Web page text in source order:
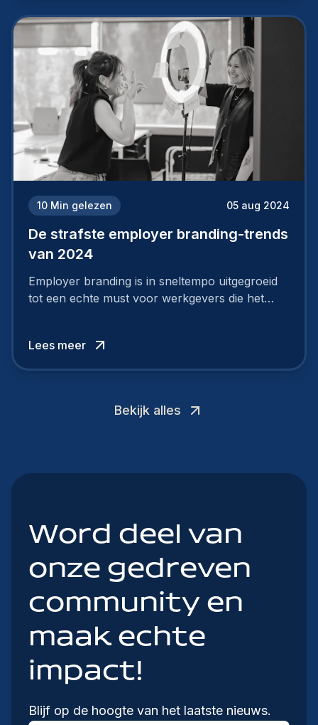
10 Min gelezen 05 aug 2024
De strafste employer branding-trends
van 2024
Employer branding is in sneltempo uitgegroeid
tot een echte must voor werkgevers die het
Lees meer
Bekijk alles
Word deel van
onze gedreven
community en
maak echte
impact!
Blijf op de hoogte van het laatste nieuws.